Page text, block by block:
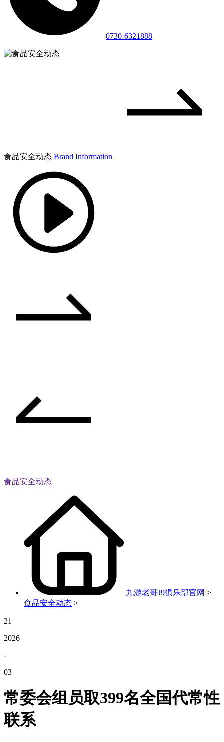
0730-6321888
食品安全动态 Brand Information
食品安全动态
九游老哥J9俱乐部官网 >
食品安全动态 >
21
2026
-
03
常委会组员取399名全国代常性
联系